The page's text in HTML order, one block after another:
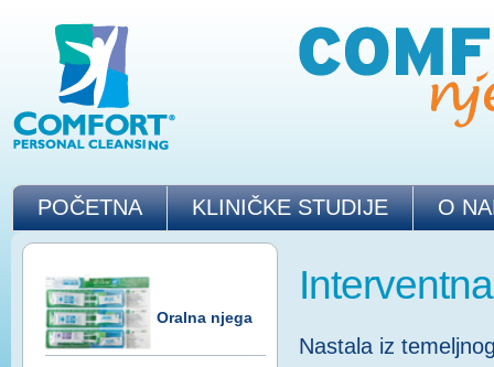
POČETNA KLINIČKE STUDIJE O
Oralna njega
Nastala iz